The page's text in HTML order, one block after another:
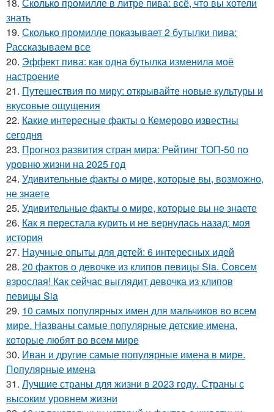
знать
19. Сколько промилле показывает 2 бутылки пива:
Рассказываем все
20. Эффект пива: как одна бутылка изменила моё
настроение
21. Путешествия по миру: открывайте новые культуры и
вкусовые ощущения
22. Какие интересные факты о Кемерово известны
сегодня
23. Прогноз развития стран мира: Рейтинг ТОП-50 по
уровню жизни на 2025 год
24. Удивительные факты о мире, которые вы, возможно,
не знаете
25. Удивительные факты о мире, которые вы не знаете
26. Как я перестала курить и не вернулась назад: моя
история
27. Научные опыты для детей: 6 интересных идей
28. 20 фактов о девочке из клипов певицы Sia. Совсем
взрослая! Как сейчас выглядит девочка из клипов
певицы Sia
29. 10 самых популярных имен для мальчиков во всем
мире. Названы самые популярные детские имена,
которые любят во всем мире
30. Иван и другие самые популярные имена в мире.
Популярные имена
31. Лучшие страны для жизни в 2023 году. Страны с
высоким уровнем жизни